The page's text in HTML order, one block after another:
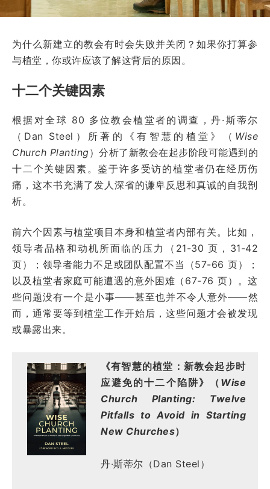
为什么新建立的教会有时会失败并关闭？如果你打算参
与植堂，你或许应该了解这背后的原因。
十二个关键因素
根据对全球 80 多位教会植堂者的调查，丹·斯蒂尔
（Dan Steel）所著的《有智慧的植堂》（ Wise
Church Planting）分析了新教会在起步阶段可能遇到的
十二个关键因素。鉴于许多受访的植堂者仍在经历伤
痛，这本书充满了发人深省的谦卑反思和真诚的自我剖
析。
前六个因素与植堂项目本身和植堂者内部有关。比如，
领导者品格和动机所面临的压力（21-30 页，31-42
页）；领导者能力不足或团队配置不当（57-66 页）；
以及植堂者家庭可能遭遇的意外困难（67-76 页）。这
些问题没有一个是小事——甚至也并不令人意外——然
而，通常要等到植堂工作开始后，这些问题才会被发现
或暴露出来。
《有智慧的植堂：新教会起步时
应避免的十二个陷阱》（ Wise
Church Planting: Twelve
Pitfalls to Avoid in Starting
New Churches）
丹·斯蒂尔（Dan Steel）